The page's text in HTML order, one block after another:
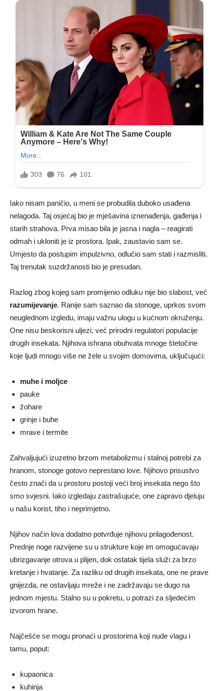
Iako nisam paničio, u meni se probudila duboko usađena
nelagoda. Taj osjećaj bio je mješavina iznenađenja, gađenja i
starih strahova. Prva misao bila je jasna i nagla – reagirati
odmah i ukloniti je iz prostora. Ipak, zaustavio sam se.
Umjesto da postupim impulzivno, odlučio sam stati i razmisliti.
Taj trenutak suzdržanosti bio je presudan.
Razlog zbog kojeg sam promijenio odluku nije bio slabost, već
razumijevanje. Ranije sam saznao da stonoge, uprkos svom
neuglednom izgledu, imaju važnu ulogu u kućnom okruženju.
One nisu beskorisni uljezi, već prirodni regulatori populacije
drugih insekata. Njihova ishrana obuhvata mnoge štetočine
koje ljudi mnogo više ne žele u svojim domovima, uključujući:
muhe i moljce
pauke
žohare
grinje i buhe
mrave i termite
Zahvaljujući izuzetno brzom metabolizmu i stalnoj potrebi za
hranom, stonoge gotovo neprestano love. Njihovo prisustvo
često znači da u prostoru postoji veći broj insekata nego što
smo svjesni. Iako izgledaju zastrašujuće, one zapravo djeluju
u našu korist, tiho i neprimjetno.
Njihov način lova dodatno potvrđuje njihovu prilagođenost.
Prednje noge razvijene su u strukture koje im omogućavaju
ubrizgavanje otrova u plijen, dok ostatak tijela služi za brzo
kretanje i hvatanje. Za razliku od drugih insekata, one ne prave
gnijezda, ne ostavljaju mreže i ne zadržavaju se dugo na
jednom mjestu. Stalno su u pokretu, u potrazi za sljedećim
izvorom hrane.
Najčešće se mogu pronaći u prostorima koji nude vlagu i
tamu, poput:
kupaonica
kuhinja